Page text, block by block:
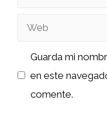
Web
Guarda mi
en este
comente.